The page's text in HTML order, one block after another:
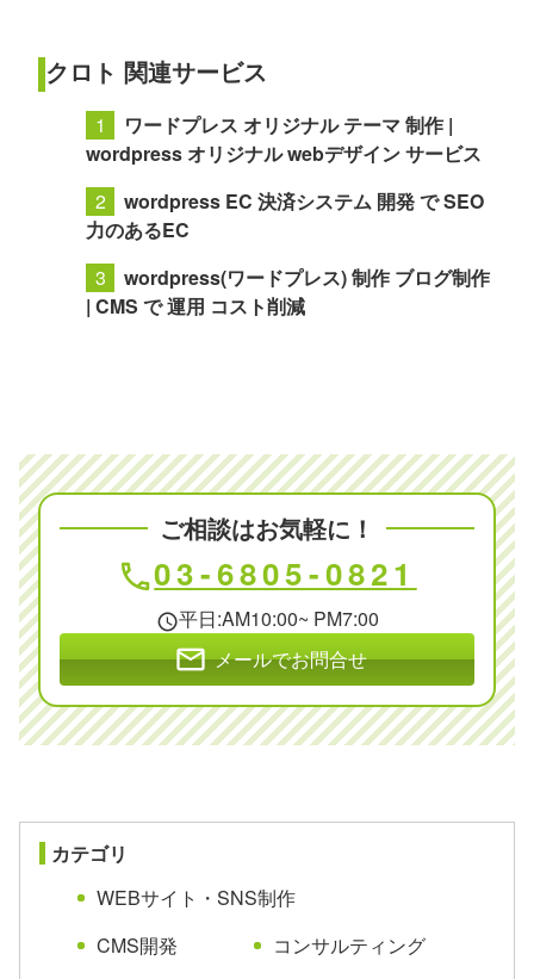
クロト 関連サービス
ワードプレス オリジナル テーマ 制作 |
wordpress オリジナル webデザイン サービス
wordpress EC 決済システム 開発 で SEO
力のあるEC
wordpress(ワードプレス) 制作 ブログ制作
| CMS で 運用 コスト削減
ご相談はお気軽に！
phone03-6805-0821
schedule平日:AM10:00~ PM7:00
mail メールでお問合せ
カテゴリ
WEBサイト・SNS制作
CMS開発
コンサルティング